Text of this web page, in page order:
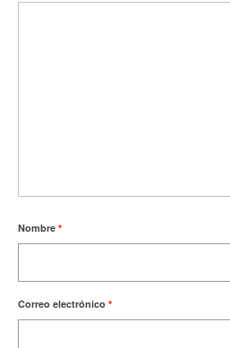
Nombre *
Correo electrónico *